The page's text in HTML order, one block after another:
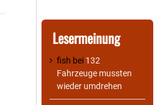
Lesermeinung
fish bei 132
Fahrzeuge mussten
wieder umdrehen